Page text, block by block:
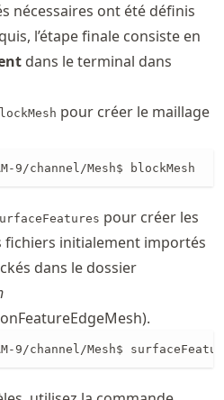
nécessaires ont été définis
l’étape finale consiste en
dans le terminal dans
pour créer le maillage
9/channel/Mesh$ blockMesh
pour créer les
fichiers initialement importés
dans le dossier
9/channel/Mesh$